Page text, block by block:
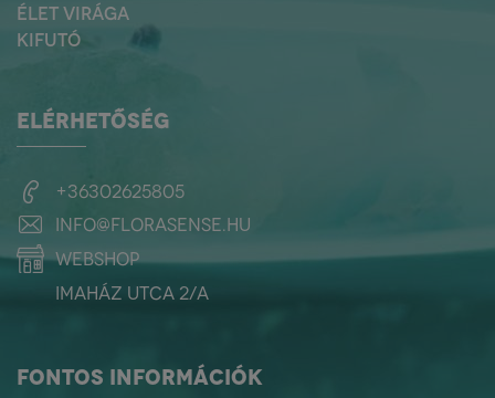
ÉLET VIRÁGA
KIFUTÓ
ELÉRHETŐSÉG
+36302625805
info@florasense.hu
webshop
Imaház utca 2/a
FONTOS INFORMÁCIÓK